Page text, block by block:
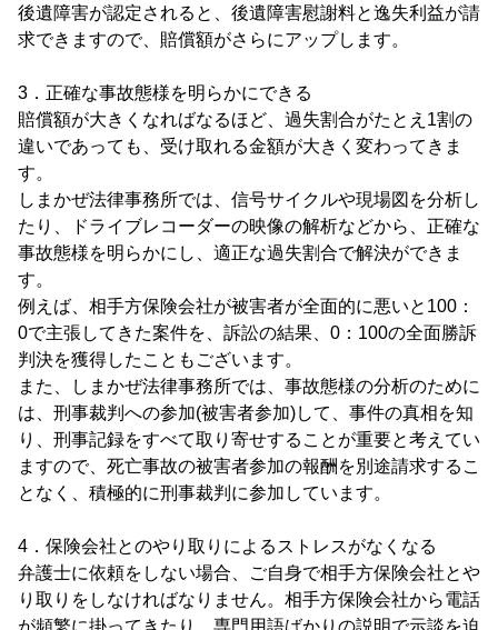
後遺障害が認定されると、後遺障害慰謝料と逸失利益が請
求できますので、賠償額がさらにアップします。
3．正確な事故態様を明らかにできる
賠償額が大きくなればなるほど、過失割合がたとえ1割の
違いであっても、受け取れる金額が大きく変わってきま
す。
しまかぜ法律事務所では、信号サイクルや現場図を分析し
たり、ドライブレコーダーの映像の解析などから、正確な
事故態様を明らかにし、適正な過失割合で解決ができま
す。
例えば、相手方保険会社が被害者が全面的に悪いと100：
0で主張してきた案件を、訴訟の結果、0：100の全面勝訴
判決を獲得したこともございます。
また、しまかぜ法律事務所では、事故態様の分析のために
は、刑事裁判への参加(被害者参加)して、事件の真相を知
り、刑事記録をすべて取り寄せすることが重要と考えてい
ますので、死亡事故の被害者参加の報酬を別途請求するこ
となく、積極的に刑事裁判に参加しています。
4．保険会社とのやり取りによるストレスがなくなる
弁護士に依頼をしない場合、ご自身で相手方保険会社とや
り取りをしなければなりません。相手方保険会社から電話
が頻繁に掛ってきたり、専門用語ばかりの説明で示談を迫